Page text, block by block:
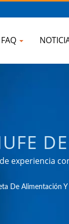
FAQ
experiencia
como
De Alimentación